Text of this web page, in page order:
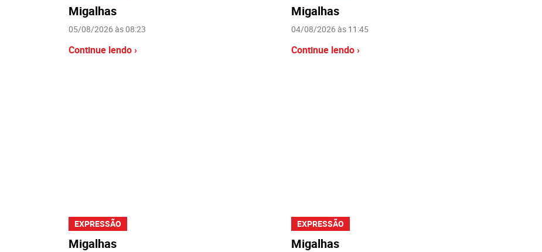
Migalhas
05/08/2026 às 08:23
Continue lendo ›
Migalhas
04/08/2026 às 11:45
Continue lendo ›
EXPRESSÃO
Migalhas
EXPRESSÃO
Migalhas